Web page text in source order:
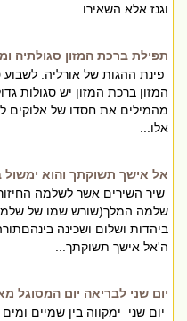
וגנז.אלא השאירו...
תפילת ברכת המזון סגולתיה
פינת ההגות של אורליה.
המזון ברכת המזון יש סגולות
מהמילים את חסדו של אלוקים
אלו...
אל אישך תשוקתך והוא ימשול
שיר השירים אשר לשלמה
שלמה המלך(שורש שמו של
ביהדות ושלום ושכינה
ה'אל אישך תשוקתך...
יום שני לבריאה יום המסוגל
יום שני ימקווה בין שמיים